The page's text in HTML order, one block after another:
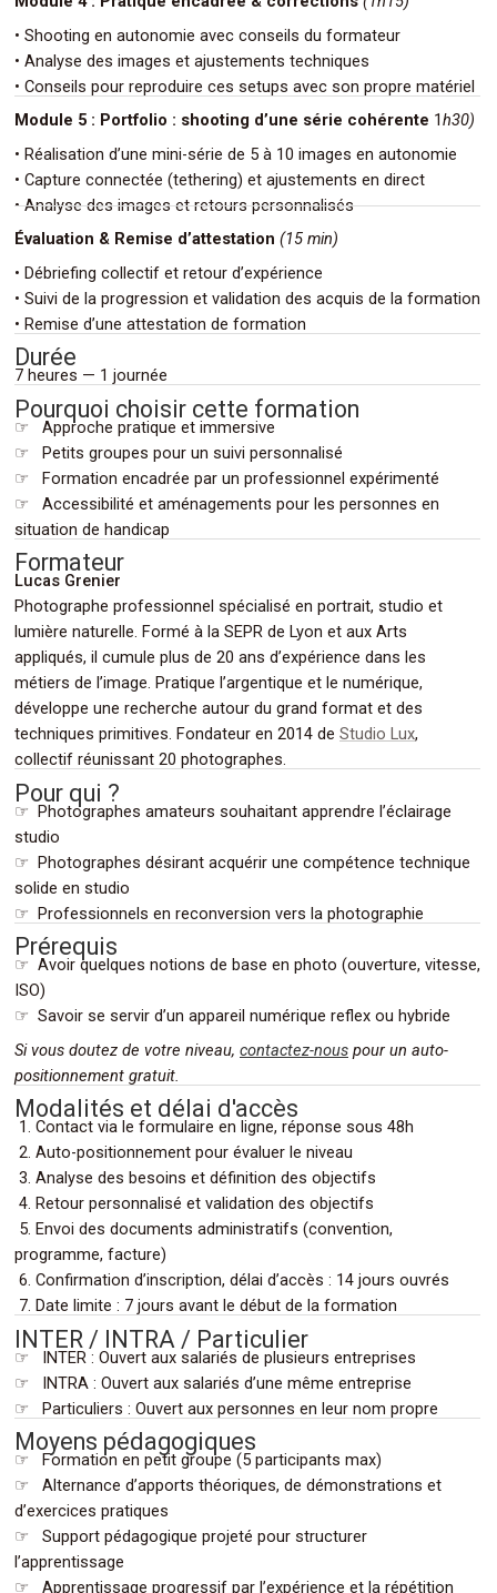
• Shooting en autonomie avec conseils du formateur
• Analyse des images et ajustements techniques
• Conseils pour reproduire ces setups avec son propre matériel
Module 5 : Portfolio : shooting d’une série cohérente 1h30)
• Réalisation d’une mini-série de 5 à 10 images en autonomie
• Capture connectée (tethering) et ajustements en direct
• Analyse des images et retours personnalisés
Évaluation & Remise d’attestation (15 min)
• Débriefing collectif et retour d’expérience
• Suivi de la progression et validation des acquis de la formation
• Remise d’une attestation de formation
Durée
7 heures — 1 journée
.
Pourquoi choisir cette formation
☞ Approche pratique et immersive
☞ Petits groupes pour un suivi personnalisé
☞ Formation encadrée par un professionnel expérimenté
☞ Accessibilité et aménagements pour les personnes en
situation de handicap
Formateur
Lucas Grenier
Photographe professionnel spécialisé en portrait, studio et
lumière naturelle. Formé à la SEPR de Lyon et aux Arts
appliqués, il cumule plus de 20 ans d’expérience dans les
métiers de l’image. Pratique l’argentique et le numérique,
développe une recherche autour du grand format et des
techniques primitives. Fondateur en 2014 de Studio Lux,
collectif réunissant 20 photographes.
Pour qui ?
☞ Photographes amateurs souhaitant apprendre l’éclairage
studio
☞ Photographes désirant acquérir une compétence technique
solide en studio
☞ Professionnels en reconversion vers la photographie
Prérequis
☞ Avoir quelques notions de base en photo (ouverture, vitesse,
ISO)
☞ Savoir se servir d’un appareil numérique reflex ou hybride
Si vous doutez de votre niveau, contactez-nous pour un auto-
positionnement gratuit.
Modalités et délai d'accès
1. Contact via le formulaire en ligne, réponse sous 48h
2. Auto-positionnement pour évaluer le niveau
3. Analyse des besoins et définition des objectifs
4. Retour personnalisé et validation des objectifs
5. Envoi des documents administratifs (convention,
programme, facture)
6. Confirmation d’inscription, délai d’accès : 14 jours ouvrés
7. Date limite : 7 jours avant le début de la formation
INTER / INTRA / Particulier
☞ INTER : Ouvert aux salariés de plusieurs entreprises
☞ INTRA : Ouvert aux salariés d’une même entreprise
☞ Particuliers : Ouvert aux personnes en leur nom propre
Moyens pédagogiques
☞ Formation en petit groupe (5 participants max)
☞ Alternance d’apports théoriques, de démonstrations et
d’exercices pratiques
☞ Support pédagogique projeté pour structurer
l’apprentissage
☞ Apprentissage progressif par l’expérience et la répétition